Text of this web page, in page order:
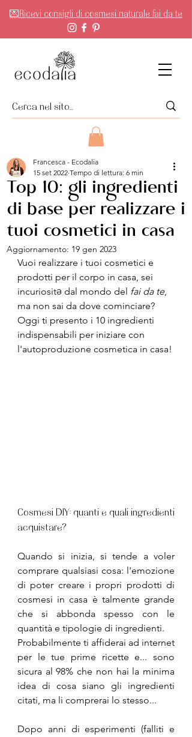
💌Ricevi consigli di cosmesi naturale fai da te
Top 10: gli ingredienti
di base per realizzare i
tuoi cosmetici in casa
Francesca - Ecodalia
15 set 2022 Tempo di lettura: 6 min
Aggiornamento: 19 gen 2023
Vuoi realizzare i tuoi cosmetici e
prodotti per il corpo in casa, sei
incuriositə dal mondo del fai da te,
ma non sai da dove cominciare?
Oggi ti presento i 10 ingredienti
indispensabili per iniziare con
l'autoproduzione cosmetica in casa!
Cosmesi DIY: quanti e quali ingredienti
acquistare?
Quando si inizia, si tende a voler
comprare qualsiasi cosa: l'emozione
di poter creare i propri prodotti di
cosmesi in casa è talmente grande
che si abbonda spesso con le
quantità e tipologie di ingredienti.
Probabilmente ti affiderai ad internet
per le tue prime ricette e... sono
sicura al 98% che non hai la minima
idea di cosa siano gli ingredienti
citati, ma li comprerai lo stesso...
Dopo anni di esperimenti (falliti e